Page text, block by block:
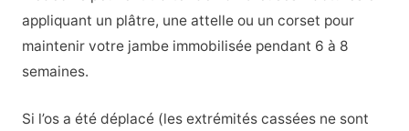
appliquant un plâtre, une attelle ou un corset pour
maintenir votre jambe immobilisée pendant 6 à 8
semaines.
Si l’os a été déplacé (les extrémités cassées ne sont